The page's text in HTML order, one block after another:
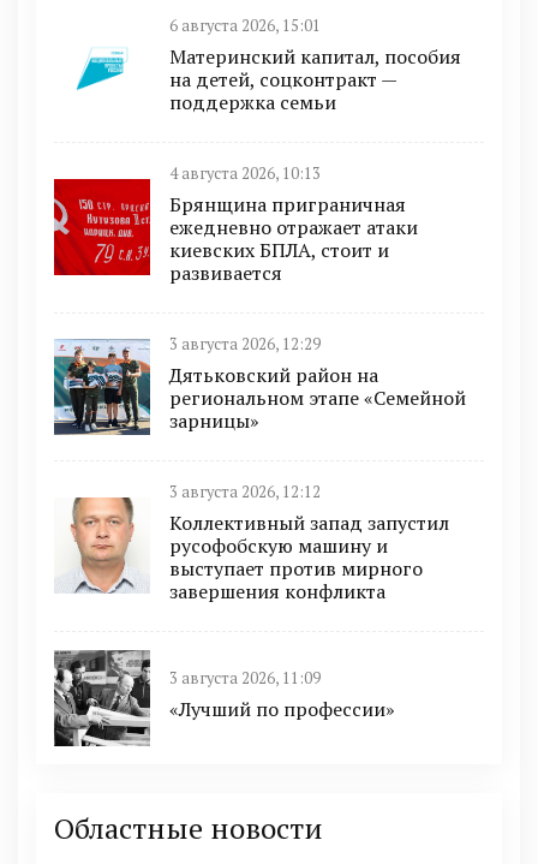
6 августа 2026, 15:01
Материнский капитал, пособия
на детей, соцконтракт —
поддержка семьи
4 августа 2026, 10:13
Брянщина приграничная
ежедневно отражает атаки
киевских БПЛА, стоит и
развивается
3 августа 2026, 12:29
Дятьковский район на
региональном этапе «Семейной
зарницы»
3 августа 2026, 12:12
Коллективный запад запустил
русофобскую машину и
выступает против мирного
завершения конфликта
3 августа 2026, 11:09
«Лучший по профессии»
Областные новости